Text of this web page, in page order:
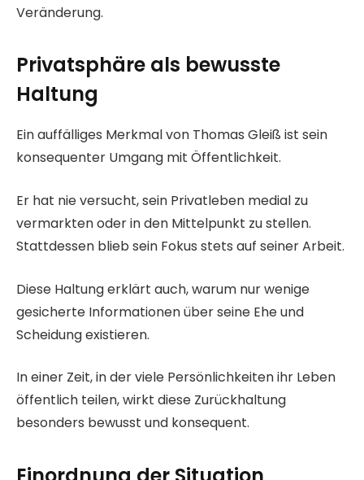
Veränderung.
Privatsphäre als bewusste
Haltung
Ein auffälliges Merkmal von Thomas Gleiß ist sein
konsequenter Umgang mit Öffentlichkeit.
Er hat nie versucht, sein Privatleben medial zu
vermarkten oder in den Mittelpunkt zu stellen.
Stattdessen blieb sein Fokus stets auf seiner Arbeit.
Diese Haltung erklärt auch, warum nur wenige
gesicherte Informationen über seine Ehe und
Scheidung existieren.
In einer Zeit, in der viele Persönlichkeiten ihr Leben
öffentlich teilen, wirkt diese Zurückhaltung
besonders bewusst und konsequent.